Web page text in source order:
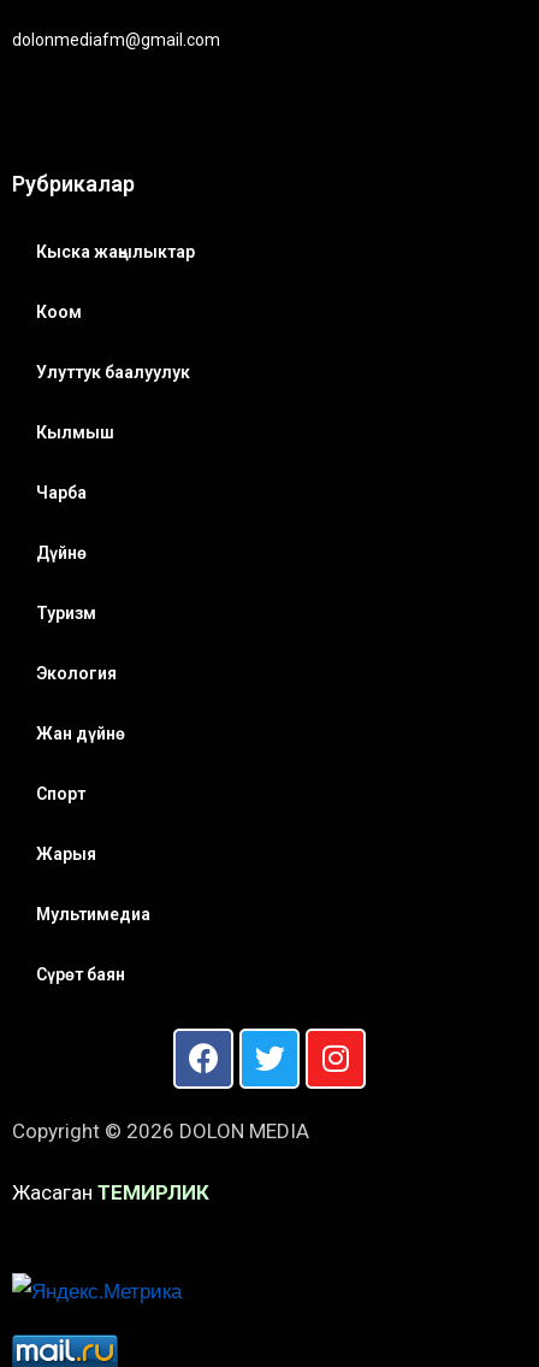
dolonmediafm@gmail.com
Рубрикалар
Кыска жаңылыктар
Коом
Улуттук баалуулук
Кылмыш
Чарба
Дүйнө
Туризм
Экология
Жан дүйнө
Спорт
Жарыя
Мультимедиа
Сүрөт баян
Copyright © 2026 DOLON MEDIA
Жасаган ТЕМИРЛИК